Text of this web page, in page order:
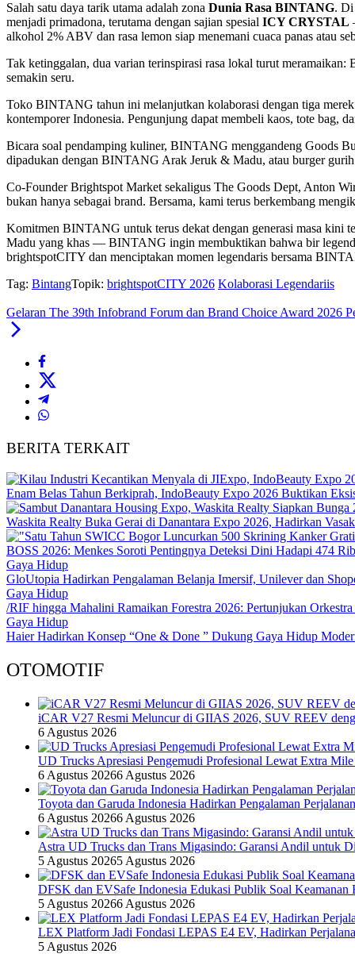
Salah satu daya tarik utama adalah zona Dunia Rasa BINTANG. Di
menjadi primadona, terutama dengan sajian spesial ICY CRYSTAL
alkohol 2% ABV dan rasa lemon siap menemani cuaca panas atau
Tak ketinggalan, dua varian terinspirasi rasa lokal turut
semakin seru.
Toko BINTANG tahun ini melanjutkan kolaborasi dengan tiga
kontemporer Indonesia. Pengunjung dapat membeli kaos, tote bag,
Bicara soal pendamping kuliner, BINTANG menggandeng Goods
dipadukan dengan BINTANG Arak Jeruk & Madu, atau burger
Co-Founder Brightspot Market sekaligus The Goods Dept, Anton
bukan hanya sebagai brand. Bersama, kami terus berkembang
Komitmen BINTANG untuk terus dekat dengan generasi masa kini
Madu yang khas — BINTANG ingin membuktikan bahwa bir
brightspotCITY dan menciptakan momen legendaris bersama
Tag: BintangTopik: brightspotCITY 2026 Kolaborasi Legendariis
Gelaran The 39th Infobrand Forum dan Brand Choice Award 2026
BERITA TERKAIT
Enam Belas Tahun Berkiprah, IndoBeauty Expo 2026 Buktikan
Waskita Realty Buka Gerai di Danantara Expo 2026, Hadirkan
BOSS 2026: Menkes Soroti Pentingnya Deteksi Dini Hadapi 474
Gaya Hidup
GloUtopia Hadirkan Pengalaman Belanja Imersif, Unilever dan
Gaya Hidup
/RIF hingga Mahalini Ramaikan Forestra 2026: Pertunjukan
Gaya Hidup
Haier Hadirkan Konsep “One & Done ” Dukung Gaya Hidup
OTOMOTIF
iCAR V27 Resmi Meluncur di GIIAS 2026, SUV REEV
6 Agustus 2026
UD Trucks Apresiasi Pengemudi Profesional Lewat Extra
6 Agustus 20266 Agustus 2026
Toyota dan Garuda Indonesia Hadirkan Pengalaman
6 Agustus 20266 Agustus 2026
Astra UD Trucks dan Trans Migasindo: Garansi Andil untuk
5 Agustus 20265 Agustus 2026
DFSK dan EVSafe Indonesia Edukasi Publik Soal
5 Agustus 20266 Agustus 2026
LEX Platform Jadi Fondasi LEPAS E4 EV, Hadirkan
5 Agustus 2026